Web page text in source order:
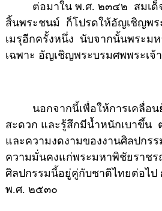
ต่อมาใน พ.ศ. ๒๓๔๒ สมเด็จพ
สิ้นพระชนม์ ก็โปรดให้อัญเชิญพร
เมรุอีกครั้งหนึ่ง นับจากนั้นพระม
เฉพาะ อัญเชิญพระบรมศพพระเ
นอกจากนี้เพื่อให้การเคลื่อนย้
สะดวก และรู้สึกมีน้ำหนักเบาขึ้น
และความงดงามของงานศิลปก
ความมั่นคงแก่พระมหาพิชัยราช
ศิลปกรรมนี้อยู่คู่กับชาติไทยต่อไป
พ.ศ. ๒๕๓๐